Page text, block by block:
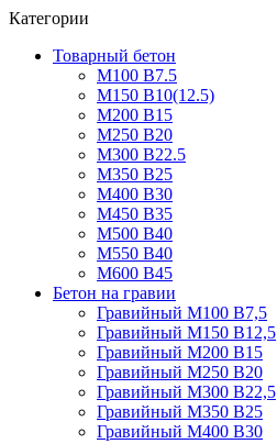
Категории
Товарный бетон
М100 В7.5
М150 В10(12.5)
М200 В15
М250 В20
М300 В22.5
М350 В25
М400 В30
М450 В35
М500 В40
М550 В40
М600 В45
Бетон на гравии
Гравийный М100 В7,5
Гравийный М150 В12,5
Гравийный М200 В15
Гравийный М250 В20
Гравийный М300 В22,5
Гравийный М350 В25
Гравийный М400 В30